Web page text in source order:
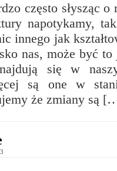
często słysząc
napotykamy,
innego jak
nas, może być to
się w
są one w
że zmiany są